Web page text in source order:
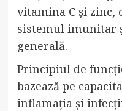
vitamina C și zinc,
sistemul imunitar
generală.
Principiul de
bazează pe
inflamația și